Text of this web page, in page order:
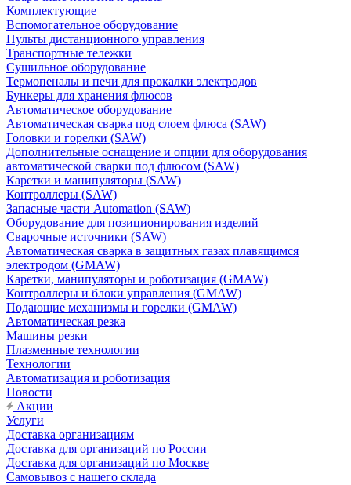
Комплектующие
Вспомогательное оборудование
Пульты дистанционного управления
Транспортные тележки
Сушильное оборудование
Термопеналы и печи для прокалки электродов
Бункеры для хранения флюсов
Автоматическое оборудование
Автоматическая сварка под слоем флюса (SAW)
Головки и горелки (SAW)
Дополнительные оснащение и опции для оборудования
автоматической сварки под флюсом (SAW)
Каретки и манипуляторы (SAW)
Контроллеры (SAW)
Запасные части Automation (SAW)
Оборудование для позиционирования изделий
Сварочные источники (SAW)
Автоматическая сварка в защитных газах плавящимся
электродом (GMAW)
Каретки, манипуляторы и роботизация (GMAW)
Контроллеры и блоки управления (GMAW)
Подающие механизмы и горелки (GMAW)
Автоматическая резка
Машины резки
Плазменные технологии
Технологии
Автоматизация и роботизация
Новости
Акции
Услуги
Доставка организациям
Доставка для организаций по России
Доставка для организаций по Москве
Самовывоз с нашего склада